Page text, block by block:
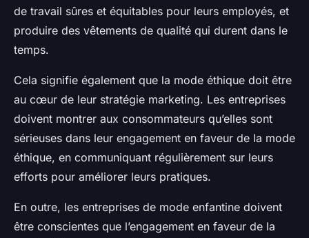
de travail sûres et équitables pour leurs employés, et
produire des vêtements de qualité qui durent dans le
temps.
Cela signifie également que la mode éthique doit être
au cœur de leur stratégie marketing. Les entreprises
doivent montrer aux consommateurs qu’elles sont
sérieuses dans leur engagement en faveur de la mode
éthique, en communiquant régulièrement sur leurs
efforts pour améliorer leurs pratiques.
En outre, les entreprises de mode enfantine doivent
être conscientes que l’engagement en faveur de la